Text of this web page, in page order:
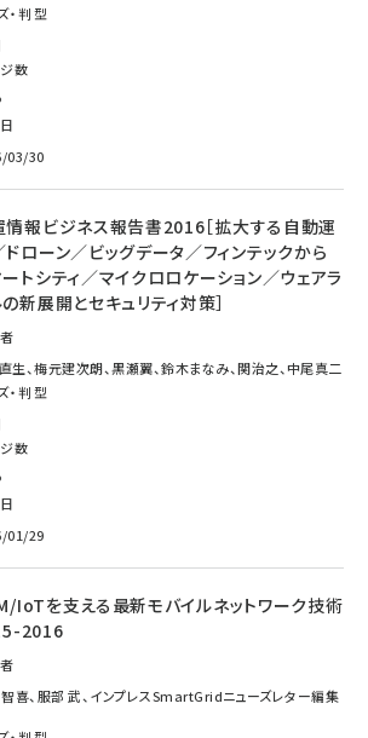
・判型
数
03/30
情報ビジネス報告書2016［拡大する自動運
ローン／ビッグデータ／フィンテックから
トシティ／マイクロロケーション／ウェアラ
新展開とセキュリティ対策］
生、梅元建次朗、黒瀬翼、鈴木まなみ、関治之、中尾真二
・判型
数
01/29
IoTを支える最新モバイルネットワーク技術
2016
喜、服部 武、インプレスSmartGridニューズレター編集